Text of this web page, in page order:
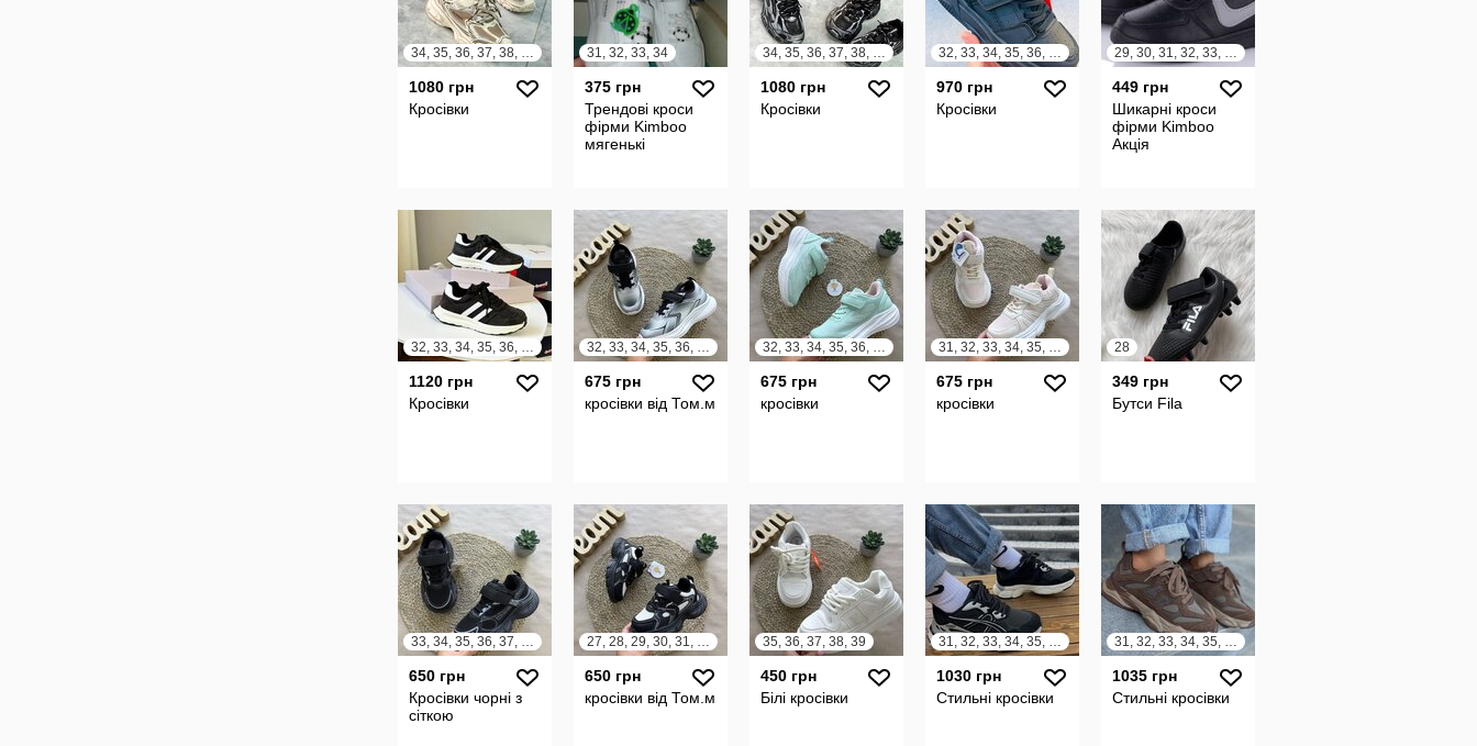
34, 35, 36, 37, 38, 39
1080 грн
Кросівки
31, 32, 33, 34
375 грн
Трендові кроси
фірми Kimboo
мягенькі
34, 35, 36, 37, 38, 39
1080 грн
Кросівки
32, 33, 34, 35, 36, 37
970 грн
Кросівки
29, 30, 31, 32, 33, 34
449 грн
Шикарні кроси
фірми Kimboo
Акція
32, 33, 34, 35, 36, 37
1120 грн
Кросівки
32, 33, 34, 35, 36, 37
675 грн
кросівки від Том.м
32, 33, 34, 35, 36, 37
675 грн
кросівки
31, 32, 33, 34, 35, 36
675 грн
кросівки
28
349 грн
Бутси Fila
33, 34, 35, 36, 37, 38
650 грн
Кросівки чорні з
сіткою
27, 28, 29, 30, 31, 32
650 грн
кросівки від Том.м
35, 36, 37, 38, 39
450 грн
Білі кросівки
31, 32, 33, 34, 35, 36, 37, 38
1030 грн
Стильні кросівки
31, 32, 33, 34, 35, 36, 37, 38
1035 грн
Стильні кросівки